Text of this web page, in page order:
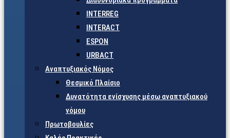
INTERREG
INTERACT
ESPON
URBACT
Αναπτυξιακός Νόμος
Θεσμικό Πλαίσιο
Δυνατότητα ενίσχυσης μέσω αναπτυξιακού
νόμου
Πρωτοβουλίες